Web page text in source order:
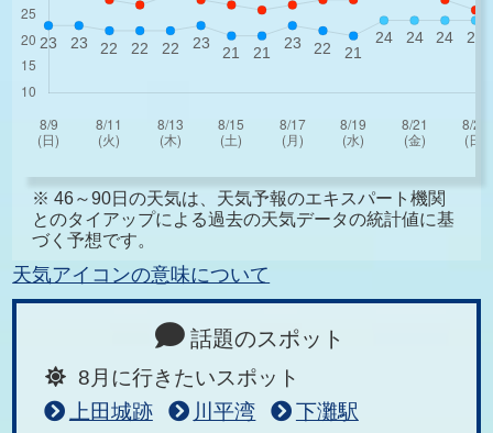
※ 46～90日の天気は、天気予報のエキスパート機関
とのタイアップによる過去の天気データの統計値に基
づく予想です。
天気アイコンの意味について
話題のスポット
8月に行きたいスポット
上田城跡
川平湾
下灘駅